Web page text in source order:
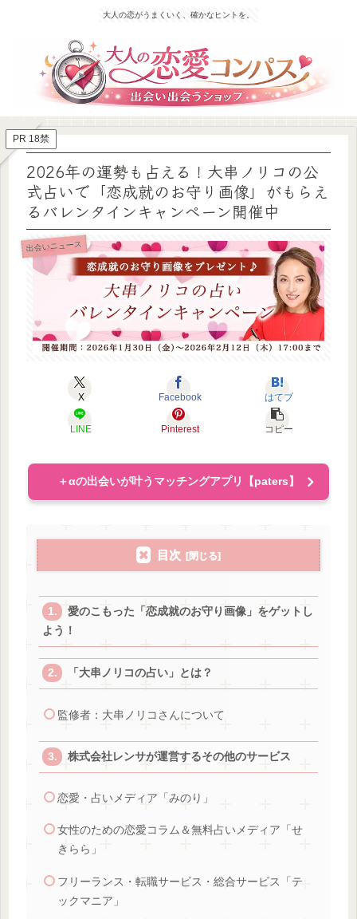
大人の恋がうまくいく、確かなヒントを。
PR 18禁
2026年の運勢も占える！大串ノリコの公
式占いで「恋成就のお守り画像」がもらえ
るバレンタインキャンペーン開催中
出会いニュース
X Facebook はてブ
LINE Pinterest コピー
＋αの出会いが叶うマッチングアプリ【paters】
目次
愛のこもった「恋成就のお守り画像」をゲットし
よう！
「大串ノリコの占い」とは？
監修者：大串ノリコさんについて
株式会社レンサが運営するその他のサービス
恋愛・占いメディア「みのり」
女性のための恋愛コラム＆無料占いメディア「せ
きらら」
フリーランス・転職サービス・総合サービス「テ
ックマニア」